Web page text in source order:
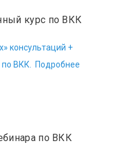
курс по ВКК
консультаций +
по ВКК. Подробнее
по ВКК